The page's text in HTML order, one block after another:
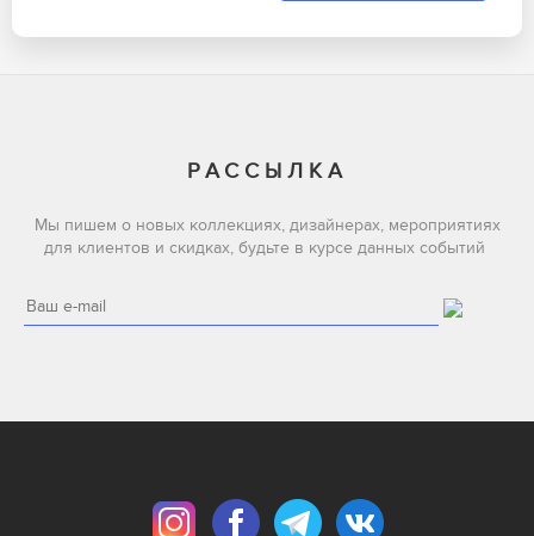
РАССЫЛКА
Мы пишем о новых коллекциях, дизайнерах, мероприятиях
для клиентов и скидках, будьте в курсе данных событий